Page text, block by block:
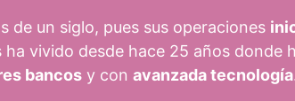
de un siglo, pues sus operaciones
vivido desde hace 25 años donde
bancosy con avanzada tecnología